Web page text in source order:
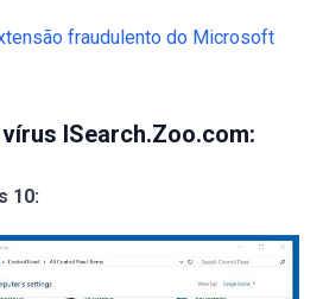
fraudulento do Microsoft
ISearch.Zoo.com:
10: